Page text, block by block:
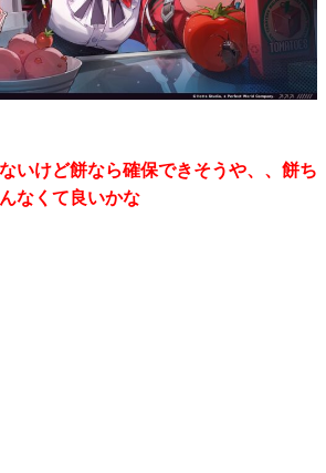
いけど餅なら確保できそうや、、餅ち
なくて良いかな